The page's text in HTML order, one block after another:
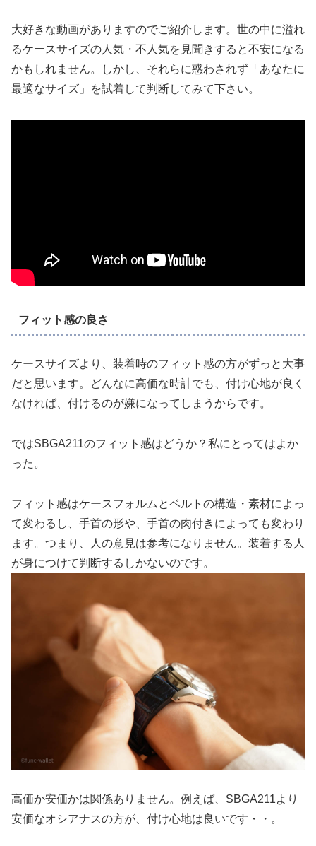
大好きな動画がありますのでご紹介します。世の中に溢れ
るケースサイズの人気・不人気を見聞きすると不安になる
かもしれません。しかし、それらに惑わされず「あなたに
最適なサイズ」を試着して判断してみて下さい。
フィット感の良さ
ケースサイズより、装着時のフィット感の方がずっと大事
だと思います。どんなに高価な時計でも、付け心地が良く
なければ、付けるのが嫌になってしまうからです。
ではSBGA211のフィット感はどうか？私にとってはよか
った。
フィット感はケースフォルムとベルトの構造・素材によっ
て変わるし、手首の形や、手首の肉付きによっても変わり
ます。つまり、人の意見は参考になりません。装着する人
が身につけて判断するしかないのです。
高価か安価かは関係ありません。例えば、SBGA211より
安価なオシアナスの方が、付け心地は良いです・・。